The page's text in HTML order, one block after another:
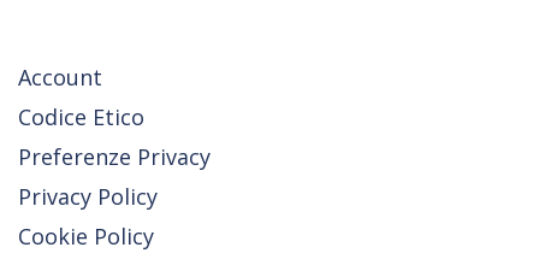
Account
Codice Etico
Preferenze Privacy
Privacy Policy
Cookie Policy